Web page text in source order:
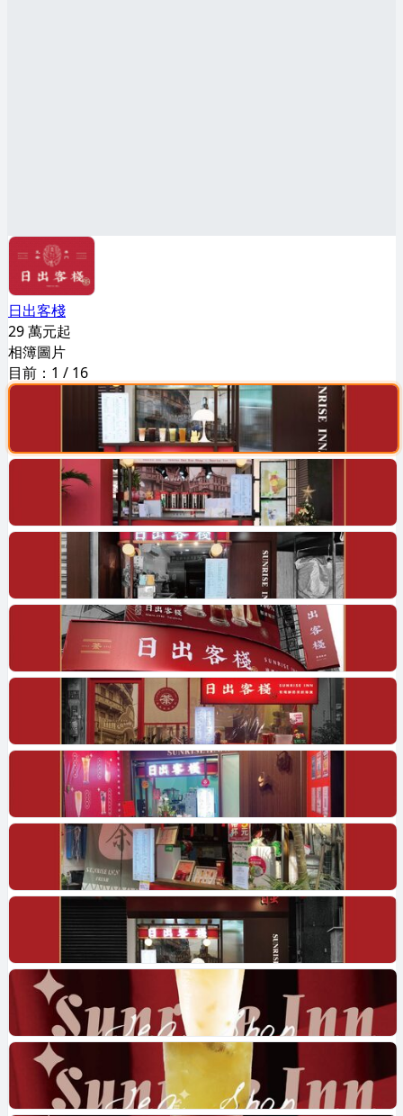
日出客棧
29 萬元起
相簿圖片
目前： 1 / 16